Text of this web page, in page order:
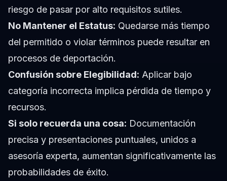
riesgo de pasar por alto requisitos sutiles.
No Mantener el Estatus: Quedarse más tiempo
del permitido o violar términos puede resultar en
procesos de deportación.
Confusión sobre Elegibilidad: Aplicar bajo
categoría incorrecta implica pérdida de tiempo y
recursos.
Si solo recuerda una cosa: Documentación
precisa y presentaciones puntuales, unidos a
asesoría experta, aumentan significativamente las
probabilidades de éxito.